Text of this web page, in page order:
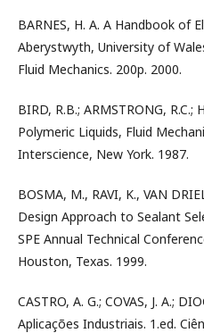
BARNES, H. A. A Handbook of
Aberystwyth, University of
Fluid Mechanics. 200p. 2000.
BIRD, R.B.; ARMSTRONG, R.C.;
Polymeric Liquids, Fluid
Interscience, New York. 1987.
BOSMA, M., RAVI, K., VAN
Design Approach to Sealant
SPE Annual Technical
Houston, Texas. 1999.
CASTRO, A. G.; COVAS, J. A.;
Aplicações Industriais. 1.ed.